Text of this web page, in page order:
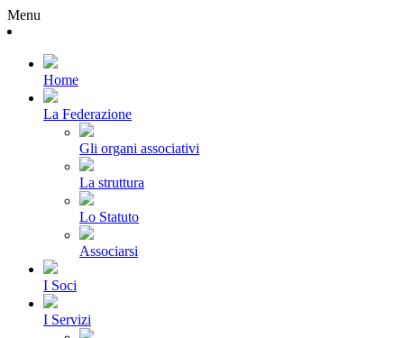
Menu
Home
La Federazione
Gli organi associativi
La struttura
Lo Statuto
Associarsi
I Soci
I Servizi